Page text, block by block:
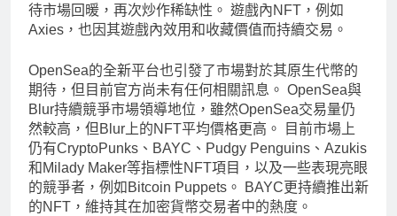
待市場回暖，再次炒作稀缺性。 遊戲內NFT，例如
Axies，也因其遊戲內效用和收藏價值而持續交易。
OpenSea的全新平台也引發了市場對於其原生代幣的
期待，但目前官方尚未有任何相關訊息。 OpenSea與
Blur持續競爭市場領導地位，雖然OpenSea交易量仍
然較高，但Blur上的NFT平均價格更高。 目前市場上
仍有CryptoPunks、BAYC、Pudgy Penguins、Azukis
和Milady Maker等指標性NFT項目，以及一些表現亮眼
的競爭者，例如Bitcoin Puppets。 BAYC更持續推出新
的NFT，維持其在加密貨幣交易者中的熱度。